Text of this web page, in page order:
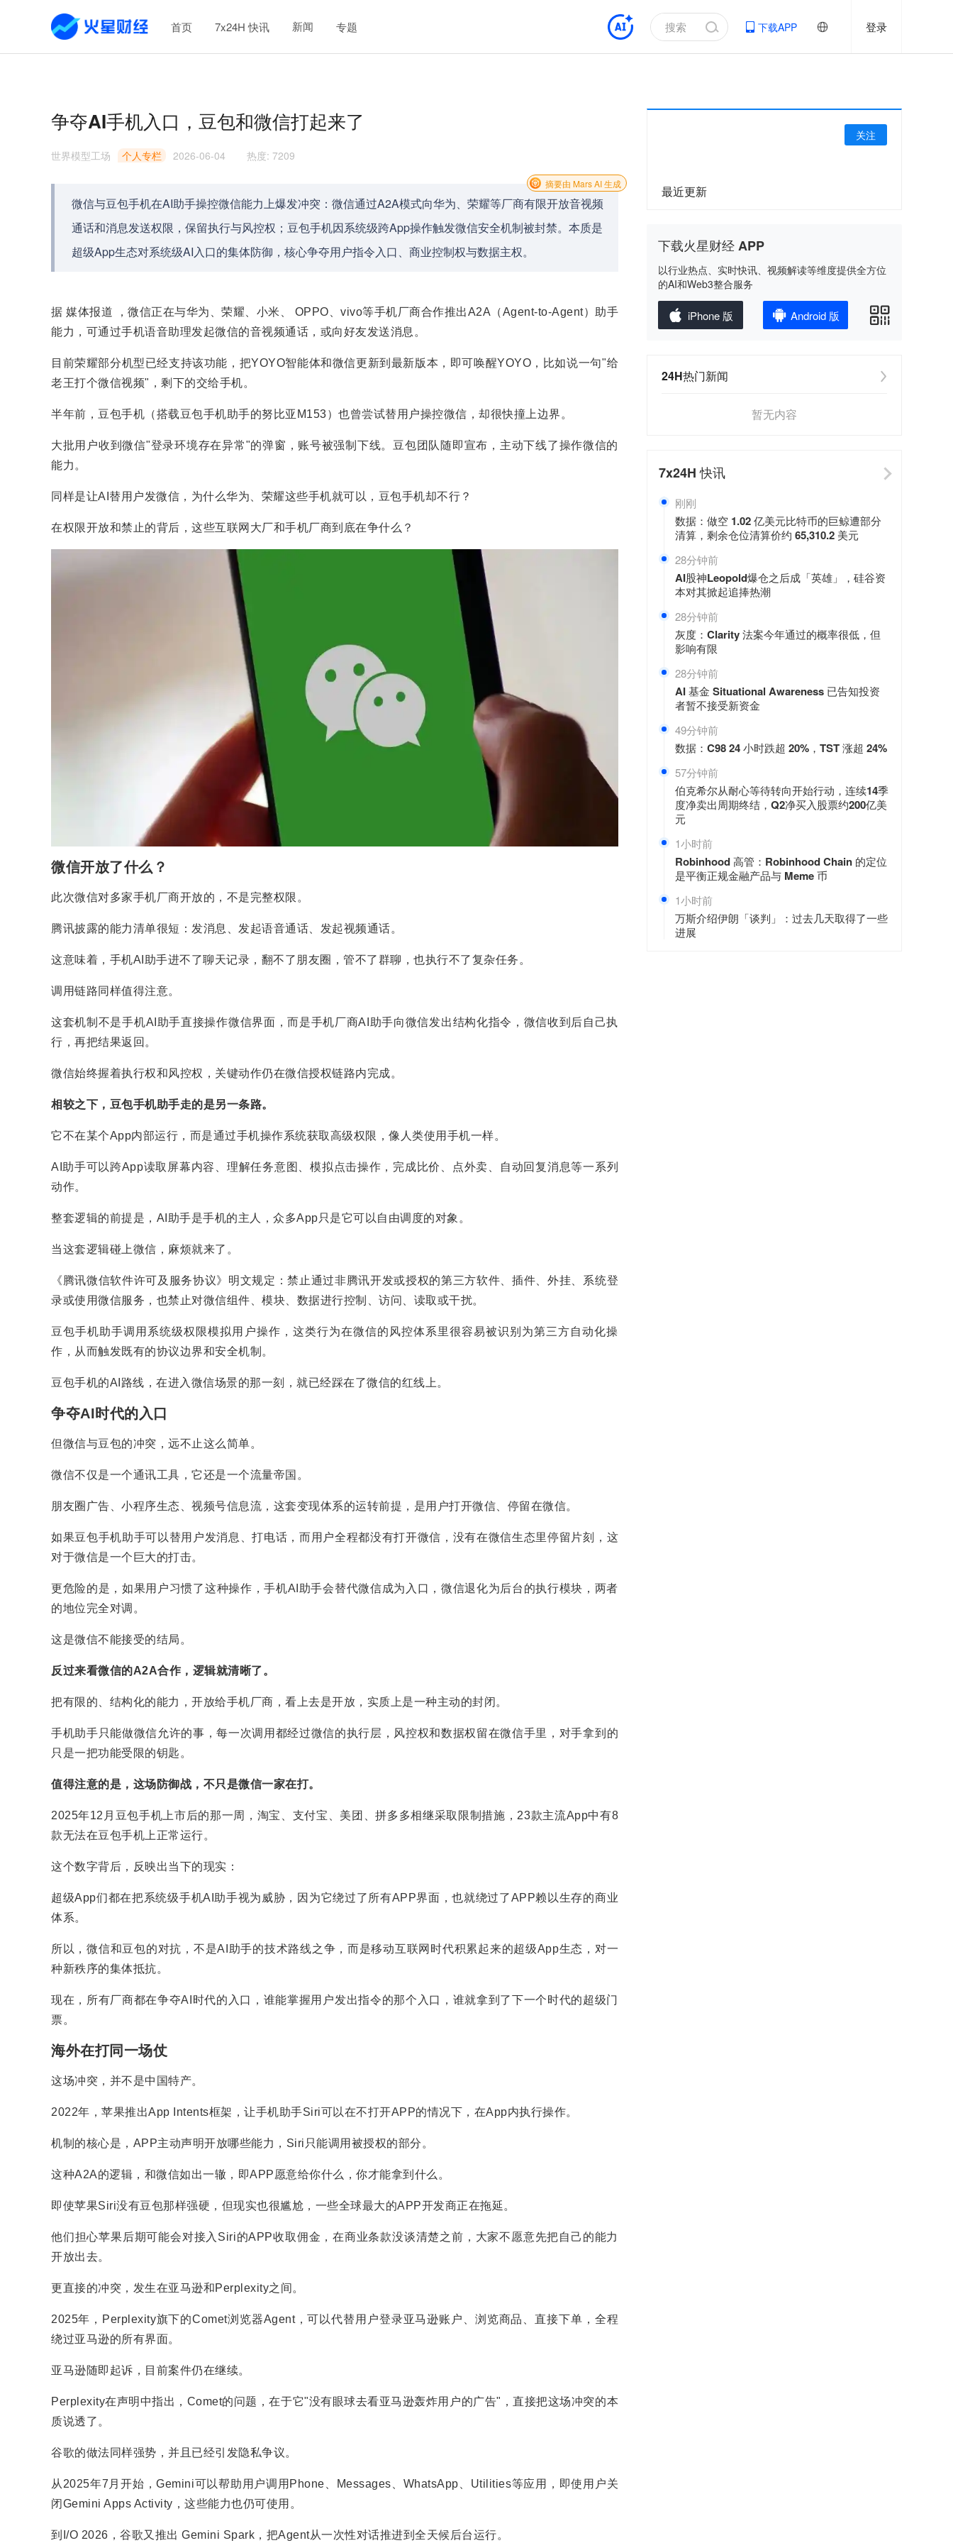
首页 7x24H 快讯 新闻 专题 下载APP 登录
争夺AI手机入口，豆包和微信打起来了
世界模型工场 个人专栏 2026-06-04 热度: 7209
微信与豆包手机在AI助手操控微信能力上爆发冲突：微信通过A2A模式向华为、荣耀等厂商有限开放音视频
通话和消息发送权限，保留执行与风控权；豆包手机因系统级跨App操作触发微信安全机制被封禁。本质是
超级App生态对系统级AI入口的集体防御，核心争夺用户指令入口、商业控制权与数据主权。
摘要由 Mars AI 生成
据 媒体报道 ，微信正在与华为、荣耀、小米、 OPPO、vivo等手机厂商合作推出A2A（Agent-to-Agent）助手
能力，可通过手机语音助理发起微信的音视频通话，或向好友发送消息。
目前荣耀部分机型已经支持该功能，把YOYO智能体和微信更新到最新版本，即可唤醒YOYO，比如说一句"给
老王打个微信视频"，剩下的交给手机。
半年前，豆包手机（搭载豆包手机助手的努比亚M153）也曾尝试替用户操控微信，却很快撞上边界。
大批用户收到微信"登录环境存在异常"的弹窗，账号被强制下线。豆包团队随即宣布，主动下线了操作微信的
能力。
同样是让AI替用户发微信，为什么华为、荣耀这些手机就可以，豆包手机却不行？
在权限开放和禁止的背后，这些互联网大厂和手机厂商到底在争什么？
微信开放了什么？
此次微信对多家手机厂商开放的，不是完整权限。
腾讯披露的能力清单很短：发消息、发起语音通话、发起视频通话。
这意味着，手机AI助手进不了聊天记录，翻不了朋友圈，管不了群聊，也执行不了复杂任务。
调用链路同样值得注意。
这套机制不是手机AI助手直接操作微信界面，而是手机厂商AI助手向微信发出结构化指令，微信收到后自己执
行，再把结果返回。
微信始终握着执行权和风控权，关键动作仍在微信授权链路内完成。
相较之下，豆包手机助手走的是另一条路。
它不在某个App内部运行，而是通过手机操作系统获取高级权限，像人类使用手机一样。
AI助手可以跨App读取屏幕内容、理解任务意图、模拟点击操作，完成比价、点外卖、自动回复消息等一系列
动作。
整套逻辑的前提是，AI助手是手机的主人，众多App只是它可以自由调度的对象。
当这套逻辑碰上微信，麻烦就来了。
《腾讯微信软件许可及服务协议》明文规定：禁止通过非腾讯开发或授权的第三方软件、插件、外挂、系统登
录或使用微信服务，也禁止对微信组件、模块、数据进行控制、访问、读取或干扰。
豆包手机助手调用系统级权限模拟用户操作，这类行为在微信的风控体系里很容易被识别为第三方自动化操
作，从而触发既有的协议边界和安全机制。
豆包手机的AI路线，在进入微信场景的那一刻，就已经踩在了微信的红线上。
争夺AI时代的入口
但微信与豆包的冲突，远不止这么简单。
微信不仅是一个通讯工具，它还是一个流量帝国。
朋友圈广告、小程序生态、视频号信息流，这套变现体系的运转前提，是用户打开微信、停留在微信。
如果豆包手机助手可以替用户发消息、打电话，而用户全程都没有打开微信，没有在微信生态里停留片刻，这
对于微信是一个巨大的打击。
更危险的是，如果用户习惯了这种操作，手机AI助手会替代微信成为入口，微信退化为后台的执行模块，两者
的地位完全对调。
这是微信不能接受的结局。
反过来看微信的A2A合作，逻辑就清晰了。
把有限的、结构化的能力，开放给手机厂商，看上去是开放，实质上是一种主动的封闭。
手机助手只能做微信允许的事，每一次调用都经过微信的执行层，风控权和数据权留在微信手里，对手拿到的
只是一把功能受限的钥匙。
值得注意的是，这场防御战，不只是微信一家在打。
2025年12月豆包手机上市后的那一周，淘宝、支付宝、美团、拼多多相继采取限制措施，23款主流App中有8
款无法在豆包手机上正常运行。
这个数字背后，反映出当下的现实：
超级App们都在把系统级手机AI助手视为威胁，因为它绕过了所有APP界面，也就绕过了APP赖以生存的商业
体系。
所以，微信和豆包的对抗，不是AI助手的技术路线之争，而是移动互联网时代积累起来的超级App生态，对一
种新秩序的集体抵抗。
现在，所有厂商都在争夺AI时代的入口，谁能掌握用户发出指令的那个入口，谁就拿到了下一个时代的超级门
票。
海外在打同一场仗
这场冲突，并不是中国特产。
2022年，苹果推出App Intents框架，让手机助手Siri可以在不打开APP的情况下，在App内执行操作。
机制的核心是，APP主动声明开放哪些能力，Siri只能调用被授权的部分。
这种A2A的逻辑，和微信如出一辙，即APP愿意给你什么，你才能拿到什么。
即使苹果Siri没有豆包那样强硬，但现实也很尴尬，一些全球最大的APP开发商正在拖延。
他们担心苹果后期可能会对接入Siri的APP收取佣金，在商业条款没谈清楚之前，大家不愿意先把自己的能力
开放出去。
更直接的冲突，发生在亚马逊和Perplexity之间。
2025年，Perplexity旗下的Comet浏览器Agent，可以代替用户登录亚马逊账户、浏览商品、直接下单，全程
绕过亚马逊的所有界面。
亚马逊随即起诉，目前案件仍在继续。
Perplexity在声明中指出，Comet的问题，在于它"没有眼球去看亚马逊轰炸用户的广告"，直接把这场冲突的本
质说透了。
谷歌的做法同样强势，并且已经引发隐私争议。
从2025年7月开始，Gemini可以帮助用户调用Phone、Messages、WhatsApp、Utilities等应用，即使用户关
闭Gemini Apps Activity，这些能力也仍可使用。
到I/O 2026，谷歌又推出 Gemini Spark，把Agent从一次性对话推进到全天候后台运行。
关注
最近更新
下载火星财经 APP
以行业热点、实时快讯、视频解读等维度提供全方位
的AI和Web3整合服务
iPhone 版 Android 版
24H热门新闻
暂无内容
7x24H快讯
刚刚
数据：做空 1.02 亿美元比特币的巨鲸遭部分
清算，剩余仓位清算价约 65,310.2 美元
28分钟前
AI股神Leopold爆仓之后成「英雄」，硅谷资
本对其掀起追捧热潮
28分钟前
灰度：Clarity 法案今年通过的概率很低，但
影响有限
28分钟前
AI 基金 Situational Awareness 已告知投资
者暂不接受新资金
49分钟前
数据：C98 24 小时跌超 20%，TST 涨超 24%
57分钟前
伯克希尔从耐心等待转向开始行动，连续14季
度净卖出周期终结，Q2净买入股票约200亿美
元
1小时前
Robinhood 高管：Robinhood Chain 的定位
是平衡正规金融产品与 Meme 币
1小时前
万斯介绍伊朗「谈判」：过去几天取得了一些
进展